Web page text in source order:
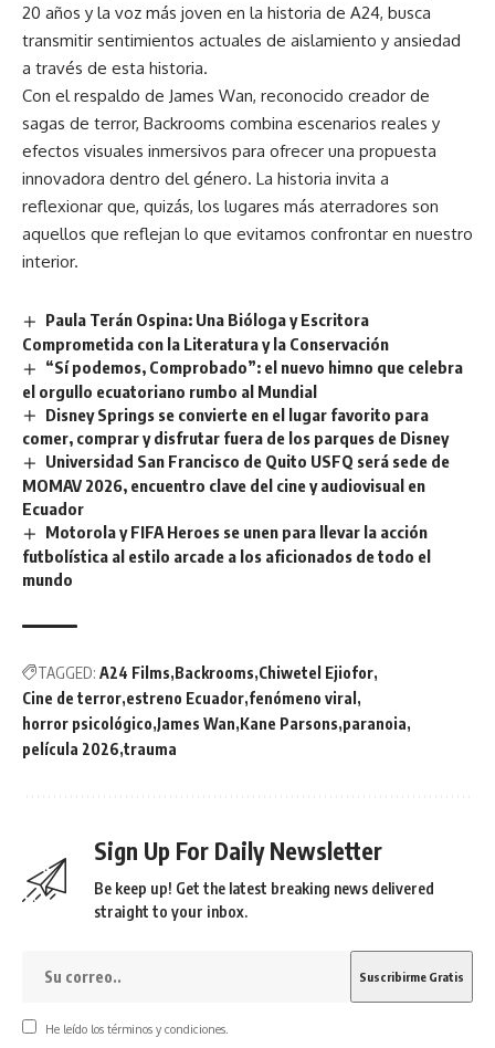
20 años y la voz más joven en la historia de A24, busca
transmitir sentimientos actuales de aislamiento y ansiedad
a través de esta historia.
Con el respaldo de James Wan, reconocido creador de
sagas de terror, Backrooms combina escenarios reales y
efectos visuales inmersivos para ofrecer una propuesta
innovadora dentro del género. La historia invita a
reflexionar que, quizás, los lugares más aterradores son
aquellos que reflejan lo que evitamos confrontar en nuestro
interior.
Paula Terán Ospina: Una Bióloga y Escritora
Comprometida con la Literatura y la Conservación
“Sí podemos, Comprobado”: el nuevo himno que celebra
el orgullo ecuatoriano rumbo al Mundial
Disney Springs se convierte en el lugar favorito para
comer, comprar y disfrutar fuera de los parques de Disney
Universidad San Francisco de Quito USFQ será sede de
MOMAV 2026, encuentro clave del cine y audiovisual en
Ecuador
Motorola y FIFA Heroes se unen para llevar la acción
futbolística al estilo arcade a los aficionados de todo el
mundo
TAGGED: A24 Films Backrooms Chiwetel Ejiofor
Cine de terror estreno Ecuador fenómeno viral
horror psicológico James Wan Kane Parsons paranoia
película 2026 trauma
Sign Up For Daily Newsletter
Be keep up! Get the latest breaking news delivered
straight to your inbox.
He leído los términos y condiciones.